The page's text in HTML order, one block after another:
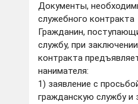
Документы,
служебного контракта
Гражданин,
службу, при
контракта
нанимателя:
1) заявление с
гражданскую службу и